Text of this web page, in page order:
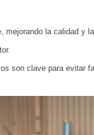
mejorando la calidad y
son clave para evitar